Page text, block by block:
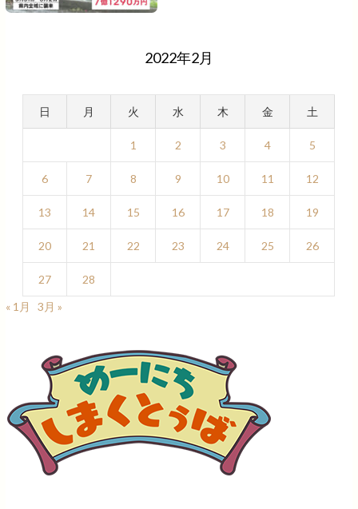
2022年2月
日 月 火 水 木 金 土
1 2 3 4 5
6 7 8 9 10 11 12
13 14 15 16 17 18 19
20 21 22 23 24 25 26
27
28
« 1月
3月 »